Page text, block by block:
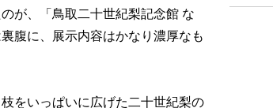
が、「鳥取二十世紀梨記念館 な
腹に、展示内容はかなり濃厚なも
をいっぱいに広げた二十世紀梨の